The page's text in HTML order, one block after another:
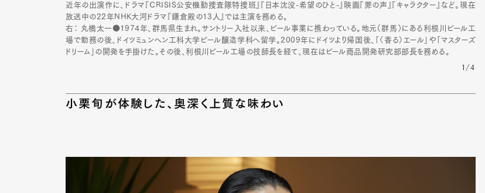
Art&Design
近年の出演作に、ドラマ『CRISIS公安機動捜査隊特捜班』『日本沈没-希望のひと-』映画『罪の声』『キャラクター』など。現在
放送中の22年NHK大河ドラマ『鎌倉殿の13人』では主演を務める。
右： 丸橋太一●1974年、群馬県生まれ。サントリー入社以来、ビール事業に携わっている。地元（群馬）にある利根川ビール工
場で勤務の後、ドイツミュンヘン工科大学ビール醸造学科へ留学。2009年にドイツより帰国後、「〈香る〉エール」や「マスターズ
ドリーム」の開発を手掛けた。その後、利根川ビール工場の技師長を経て、現在はビール商品開発研究部部長を務める。
1/4
小栗旬が体験した、奥深く上質な味わい